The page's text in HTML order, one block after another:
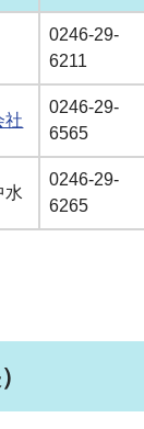
0246-29-
6211
社
0246-29-
6565
水
0246-29-
6265